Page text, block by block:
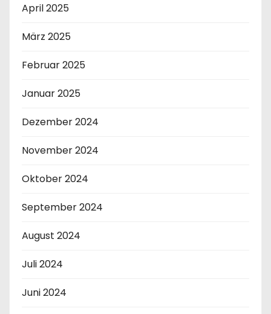
April 2025
März 2025
Februar 2025
Januar 2025
Dezember 2024
November 2024
Oktober 2024
September 2024
August 2024
Juli 2024
Juni 2024